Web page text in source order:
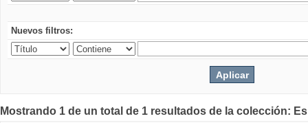
Nuevos filtros:
Mostrando 1 de un total de 1 resultados de la colección: